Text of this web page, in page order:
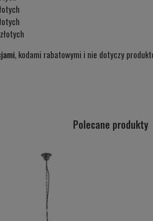
, kodami rabatowymi i nie dotyczy
Polecane produkty